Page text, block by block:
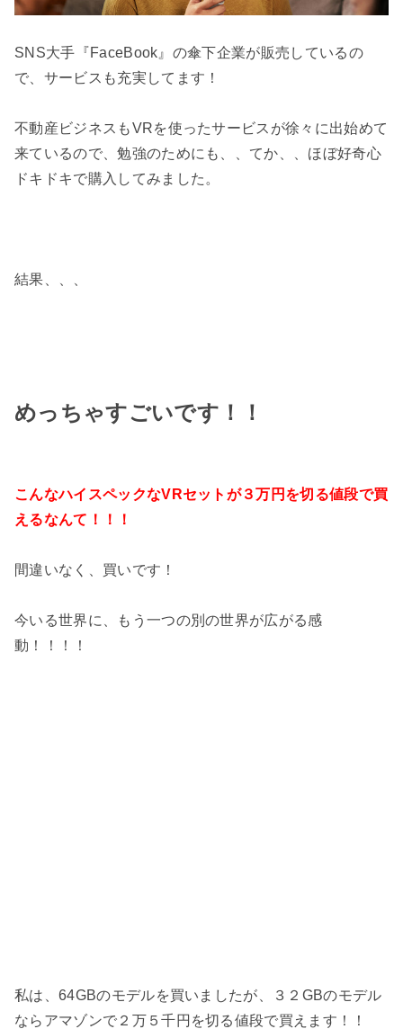
SNS大手『FaceBook』の傘下企業が販売しているの
で、サービスも充実してます！
不動産ビジネスもVRを使ったサービスが徐々に出始めて
来ているので、勉強のためにも、、てか、、ほぼ好奇心
ドキドキで購入してみました。
結果、、、
めっちゃすごいです！！
こんなハイスペックなVRセットが３万円を切る値段で買
えるなんて！！！
間違いなく、買いです！
今いる世界に、もう一つの別の世界が広がる感
動！！！！
私は、64GBのモデルを買いましたが、３２GBのモデル
ならアマゾンで２万５千円を切る値段で買えます！！